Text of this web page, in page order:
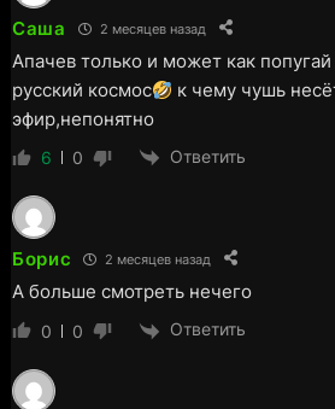
Саша 2 месяцев назад
Апачев только и может как
русский космос
к чему чушь
эфир,непонятно
6 0 Ответить
Борис 2 месяцев назад
А больше смотреть нечего
0 0 Ответить